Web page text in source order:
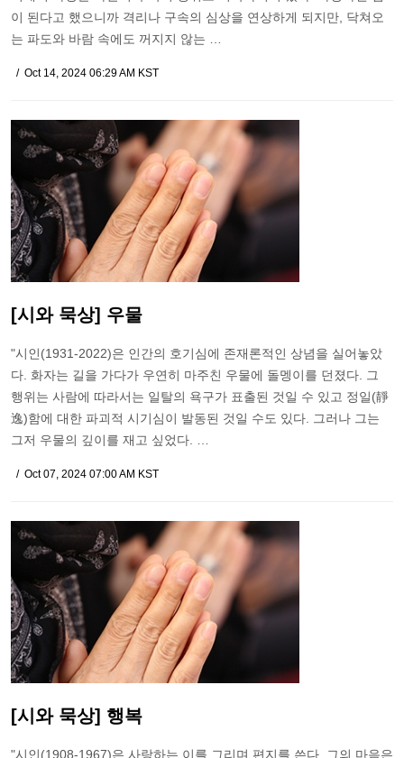
이 된다고 했으니까 격리나 구속의 심상을 연상하게 되지만, 닥쳐오
는 파도와 바람 속에도 꺼지지 않는 …
Oct 14, 2024 06:29 AM KST
[시와 묵상] 우물
"시인(1931-2022)은 인간의 호기심에 존재론적인 상념을 실어놓았
다. 화자는 길을 가다가 우연히 마주친 우물에 돌멩이를 던졌다. 그
행위는 사람에 따라서는 일탈의 욕구가 표출된 것일 수 있고 정일(靜
逸)함에 대한 파괴적 시기심이 발동된 것일 수도 있다. 그러나 그는
그저 우물의 깊이를 재고 싶었다. …
Oct 07, 2024 07:00 AM KST
[시와 묵상] 행복
"시인(1908-1967)은 사랑하는 이를 그리며 편지를 쓴다. 그의 마음은